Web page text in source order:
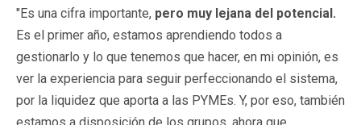
"Es una cifra importante, pero muy lejana del potencial.
Es el primer año, estamos aprendiendo todos a
gestionarlo y lo que tenemos que hacer, en mi opinión, es
ver la experiencia para seguir perfeccionando el sistema,
por la liquidez que aporta a las PYMEs. Y, por eso, también